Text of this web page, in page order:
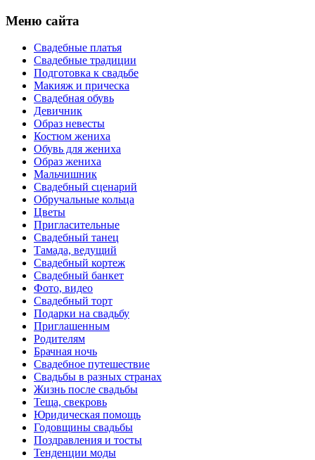
Меню сайта
Свадебные платья
Свадебные традиции
Подготовка к свадьбе
Макияж и прическа
Свадебная обувь
Девичник
Образ невесты
Костюм жениха
Обувь для жениха
Образ жениха
Мальчишник
Свадебный сценарий
Обручальные кольца
Цветы
Пригласительные
Свадебный танец
Тамада, ведущий
Свадебный кортеж
Свадебный банкет
Фото, видео
Свадебный торт
Подарки на свадьбу
Приглашенным
Родителям
Брачная ночь
Свадебное путешествие
Свадьбы в разных странах
Жизнь после свадьбы
Теща, свекровь
Юридическая помощь
Годовщины свадьбы
Поздравления и тосты
Тенденции моды